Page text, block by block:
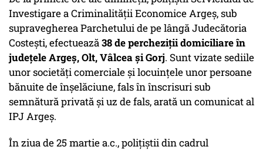
Investigare a Criminalității Economice Argeș, sub
supravegherea Parchetului de pe lângă Judecătoria
Costești, efectuează38 de percheziții domiciliare în
județele Argeș, Olt, Vâlcea și Gorj. Sunt vizate sediile
unor societăți comerciale și locuințele unor persoane
bănuite de înșelăciune, fals în înscrisuri sub
semnătură privată și uz de fals, arată un comunicat al
IPJ Argeș.
În ziua de 25 martie a.c., polițiștii din cadrul